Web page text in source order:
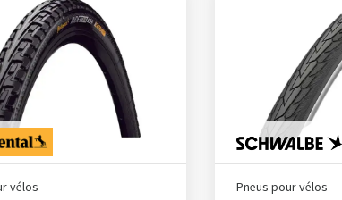
vélos Pneus pour vélos